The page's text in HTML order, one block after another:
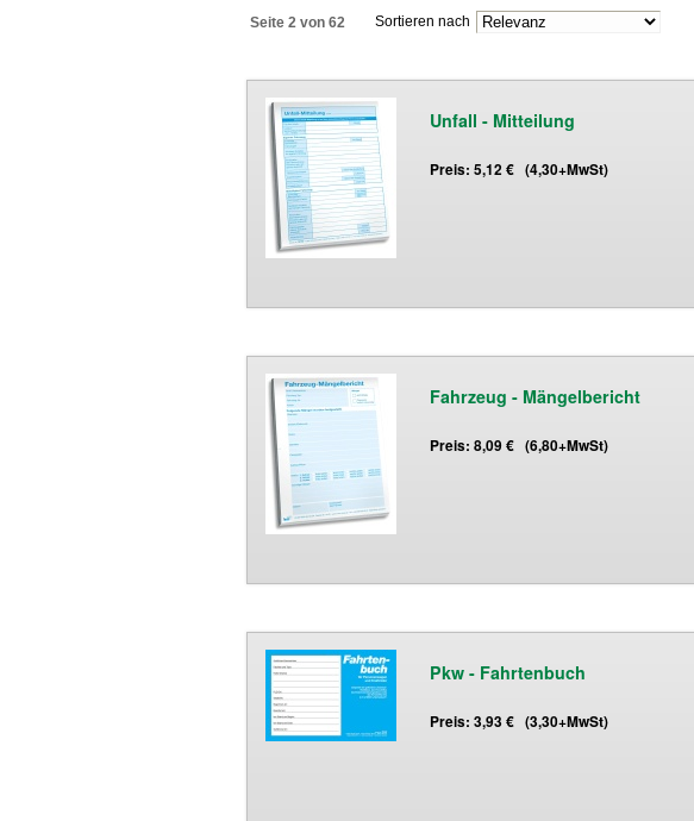
Seite 2 von 62 Sortieren nach
Unfall - Mitteilung
Preis: 5,12 € (4,30+MwSt)
Fahrzeug - Mängelbericht
Preis: 8,09 € (6,80+MwSt)
Pkw - Fahrtenbuch
Preis: 3,93 € (3,30+MwSt)